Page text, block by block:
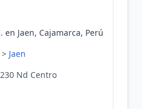
en Jaen, Cajamarca, Perú
> Jaen
Nd Centro